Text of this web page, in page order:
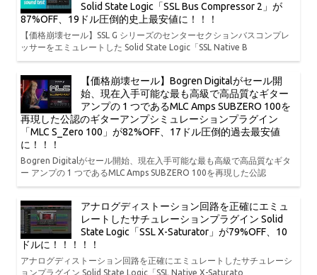
Solid State Logic「SSL Bus Compressor 2」が
87%OFF、19ドル圧倒的史上最安値に！！！
【価格崩壊セール】SSL G シリーズのセンターセクションバスコンプレ
ッサーをエミュレートした Solid State Logic「SSL Native B
【価格崩壊セール】Bogren Digitalがセール開
始、現在入手可能な最も高級で高品質なギター
アンプの 1 つであるMLC Amps SUBZERO 100を
再現した公認のギターアンプシミュレーションプラグイン
「MLC S_Zero 100」が82%OFF、17ドル圧倒的過去最安値
に！！！
Bogren Digitalがセール開始、現在入手可能な最も高級で高品質なギタ
ー アンプの 1 つであるMLC Amps SUBZERO 100を再現した公認
アナログディストーション回路を正確にエミュ
レートしたサチュレーションプラグイン Solid
State Logic「SSL X-Saturator」が79%OFF、10
ドルに！！！！！
アナログディストーション回路を正確にエミュレートしたサチュレーシ
ョンプラグイン Solid State Logic「SSL Native X-Saturato